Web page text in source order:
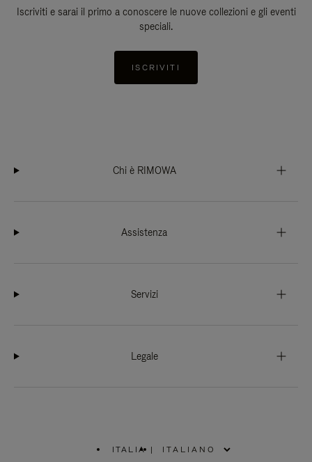
Iscriviti e sarai il primo a conoscere le nuove collezioni e gli eventi
speciali.
ISCRIVITI
Chi è RIMOWA
Assistenza
Servizi
Legale
ITALIA |